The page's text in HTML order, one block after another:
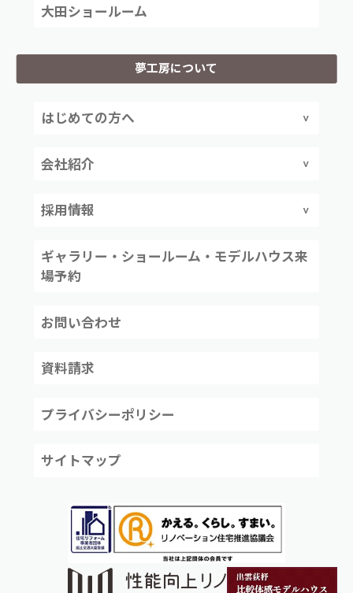
大田ショールーム
夢工房について
はじめての方へ
会社紹介
採用情報
ギャラリー・ショールーム・モデルハウス来
場予約
お問い合わせ
資料請求
プライバシーポリシー
サイトマップ